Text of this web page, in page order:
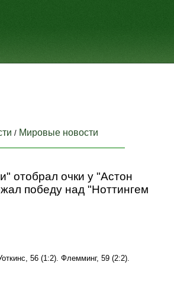
/ Мировые новости
отобрал очки у "Астон
победу над "Ноттингем
56 (1:2). Флемминг, 59 (2:2).